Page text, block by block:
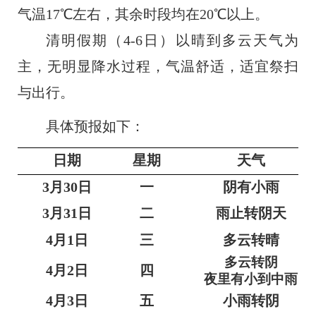
气温17℃左右，其余时段均在20℃以上。
清明假期（4-6日）以晴到多云天气为
主，无明显降水过程，气温舒适，适宜祭扫
与出行。
具体预报如下：
日期 星期
天气
3月30日
一
阴有小雨
3月31日
二
雨止转阴天
4月1日
三
多云转晴
4月2日
四
多云转阴
夜里有小到中雨
4月3日 五
小雨转阴